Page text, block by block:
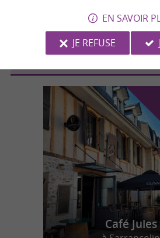
Laser Quest
Café Jules
EN SAVOIR
JE REFUSE